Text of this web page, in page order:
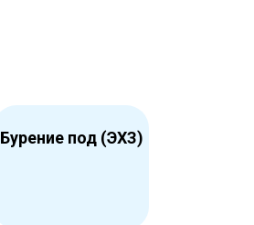
Бурение под (ЭХЗ)